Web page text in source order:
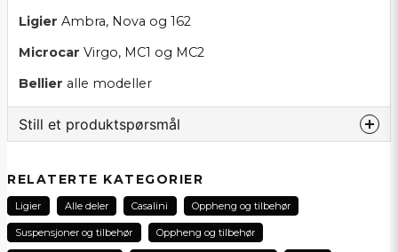
Ligier Ambra, Nova og 162
Microcar Virgo, MC1 og MC2
Bellier alle modeller
Still et produktspørsmål
Spør oss noe om dette produktet...
RELATERTE KATEGORIER
Ligier Alle deler Casalini Oppheng og tilbehør
Suspensjoner og tilbehør Oppheng og tilbehør